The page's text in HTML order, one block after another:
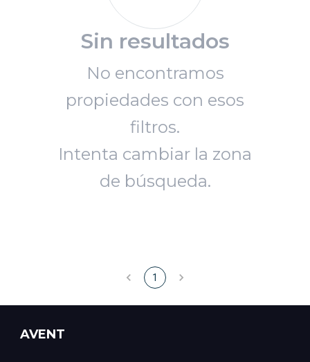
Sin resultados
No encontramos
propiedades con esos
filtros.
Intenta cambiar la zona
de búsqueda.
1
AVENT